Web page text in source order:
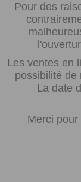
Pour des
Les ventes en
possibilité de
La date
Merci